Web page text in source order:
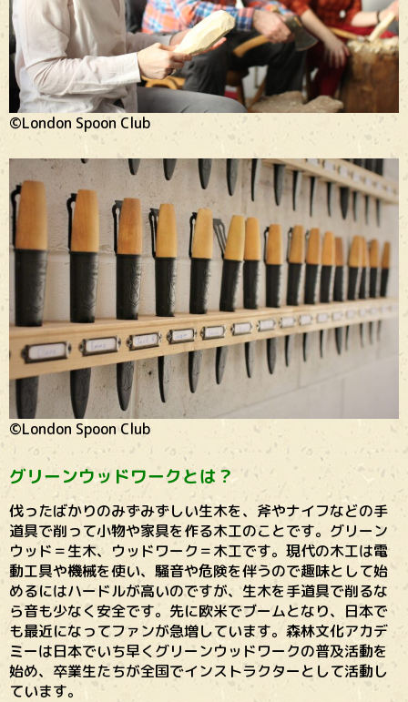
©London Spoon Club
©London Spoon Club
グリーンウッドワークとは？
伐ったばかりのみずみずしい生木を、斧やナイフなどの手
道具で削って小物や家具を作る木工のことです。グリーン
ウッド＝生木、ウッドワーク＝木工です。現代の木工は電
動工具や機械を使い、騒音や危険を伴うので趣味として始
めるにはハードルが高いのですが、生木を手道具で削るな
ら音も少なく安全です。先に欧米でブームとなり、日本で
も最近になってファンが急増しています。森林文化アカデ
ミーは日本でいち早くグリーンウッドワークの普及活動を
始め、卒業生たちが全国でインストラクターとして活動し
ています。